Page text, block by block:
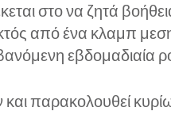
στο να ζητά
από ένα κλαμπ
εβδομαδιαία
παρακολουθεί